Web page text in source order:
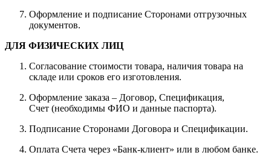
Оформление и подписание Сторонами отгрузочных
документов.
ДЛЯ ФИЗИЧЕСКИХ ЛИЦ
Согласование стоимости товара, наличия товара на
складе или сроков его изготовления.
Оформление заказа – Договор, Спецификация,
Счет (необходимы ФИО и данные паспорта).
Подписание Сторонами Договора и Спецификации.
Оплата Счета через «Банк-клиент» или в любом банке.